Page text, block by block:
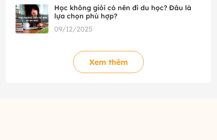
Học không giỏi có nên đi du học? Đâu là
lựa chọn phù hợp?
09/12/2025
Xem thêm